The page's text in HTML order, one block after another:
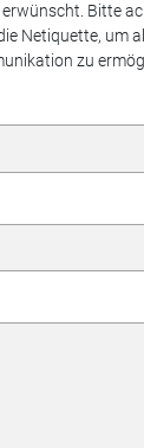
Bitte
Netiquette, um
zu